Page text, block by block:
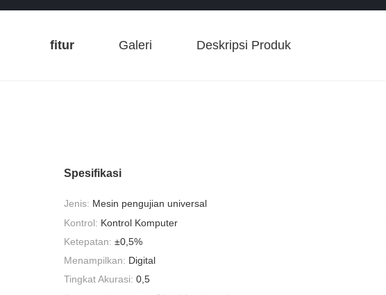
fitur Galeri Deskripsi Produk
Spesifikasi
Jenis: Mesin pengujian universal
Kontrol: Kontrol Komputer
Ketepatan: ±0,5%
Menampilkan: Digital
Tingkat Akurasi: 0,5